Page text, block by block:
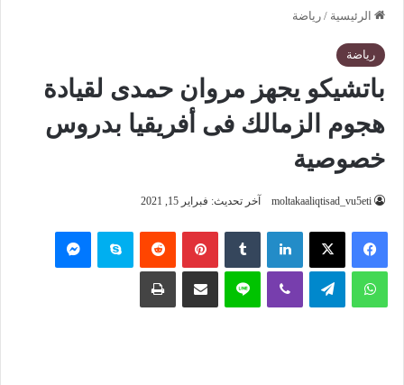
الرئيسية / رياضة
رياضة
باتشيكو يجهز مروان حمدى لقيادة
هجوم الزمالك فى أفريقيا بدروس
خصوصية
moltakaaliqtisad_vu5eti آخر تحديث: فبراير 15, 2021
فيسبوك ‫X لينكدإن بينتيريست سكايب
واتساب تيلقرام لاين